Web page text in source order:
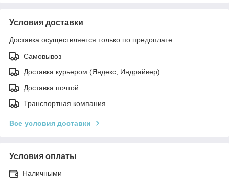
Условия доставки
Доставка осуществляется только по предоплате.
Самовывоз
Доставка курьером (Яндекс, Индрайвер)
Доставка почтой
Транспортная компания
Все условия доставки
Условия оплаты
Наличными